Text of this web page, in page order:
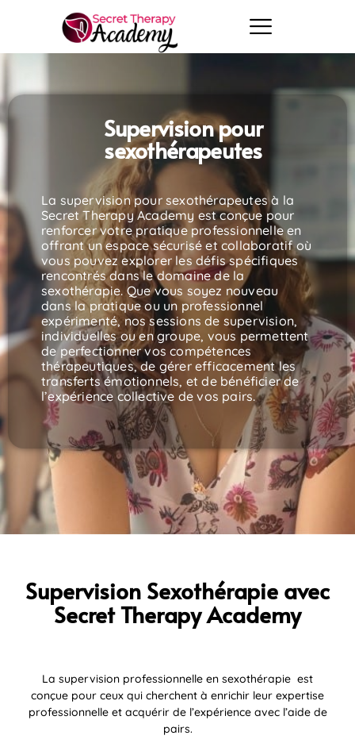
Supervision pour
sexothérapeutes
La supervision pour sexothérapeutes à la
Secret Therapy Academy est conçue pour
renforcer votre pratique professionnelle en
offrant un espace sécurisé et collaboratif où
vous pouvez explorer les défis spécifiques
rencontrés dans le domaine de la
sexothérapie. Que vous soyez nouveau
dans la pratique ou un professionnel
expérimenté, nos sessions de supervision,
individuelles ou en groupe, vous permettent
de perfectionner vos compétences
thérapeutiques, de gérer efficacement les
transferts émotionnels, et de bénéficier de
l’expérience collective de vos pairs.
Supervision Sexothérapie avec
Secret Therapy Academy
La supervision professionnelle en sexothérapie est
conçue pour ceux qui cherchent à enrichir leur expertise
professionnelle et acquérir de l’expérience avec l’aide de
pairs.